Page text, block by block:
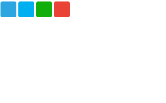
Messenger
TelegramSkypeWhatsApp